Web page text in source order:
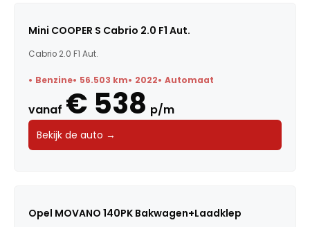
Mini COOPER S Cabrio 2.0 F1 Aut.
Cabrio 2.0 F1 Aut.
Benzine 56.503 km 2022 Automaat
vanaf € 538 p/m
Bekijk de auto →
Opel MOVANO 140PK Bakwagen+Laadklep